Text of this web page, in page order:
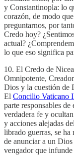
y Constantinopla: lo
corazón, de modo
preguntarnos, por
Credo hoy?
actual?
lo que eso significa
10. El Credo de
Omnipotente,
Dios y la cuestión de
El Concilio Vaticano
parte responsables
verdadera fe y
y acciones alejadas
librado guerras, se
de anunciar a un
vengador que